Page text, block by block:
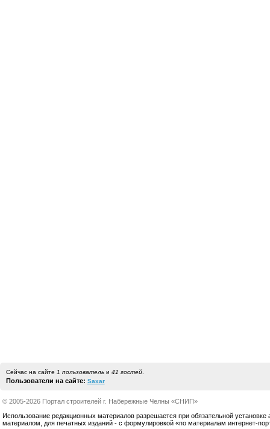
Сейчас на сайте 1 пользовательи 41 гостей.
Пользователи на сайте: Saxar
© 2005-2026 Портал строителей г. Набережные Челны «СНИП»
Использование редакционных материалов разрешается при обязательной установке
материалом, для печатных изданий - с формулировкой «по материалам интернет-